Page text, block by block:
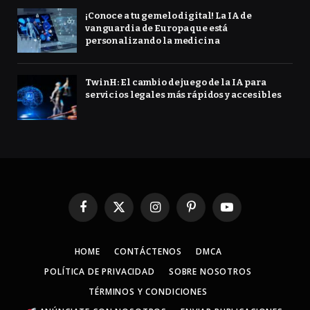
¡Conoce a tu gemelo digital! La IA de
vanguardia de Europa que está
personalizando la medicina
TwinH: El cambio de juego de la IA para
servicios legales más rápidos y accesibles
Facebook
X
InstagramPinterestYouTube
HOME CONTÁCTENOS
DMCA
POLÍTICA DE PRIVACIDAD
SOBRE NOSOTROS
TÉRMINOS Y CONDICIONES